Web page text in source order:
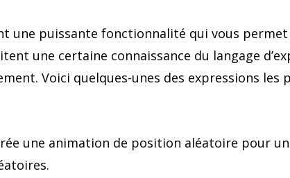
une puissante fonctionnalité qui vous
une certaine connaissance du langage
Voici quelques-unes des expressions
une animation de position aléatoire pour